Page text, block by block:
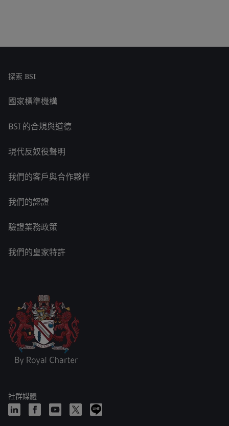
探索 BSI
國家標準機構
BSI 的合規與道德
現代反奴役聲明
我們的客戶與合作夥伴
我們的認證
驗證業務政策
我們的皇家特許
社群媒體